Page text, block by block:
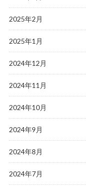
2025年2月
2025年1月
2024年12月
2024年11月
2024年10月
2024年9月
2024年8月
2024年7月